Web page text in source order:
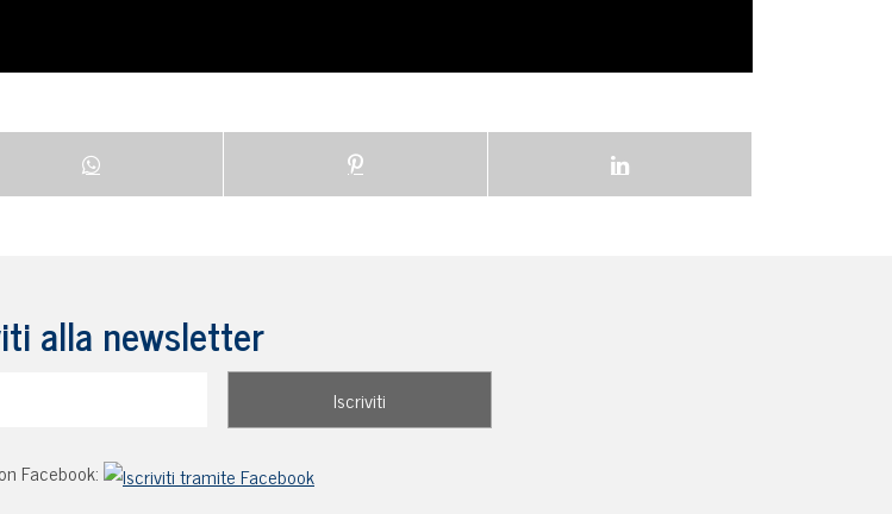
alla newsletter
Facebook: